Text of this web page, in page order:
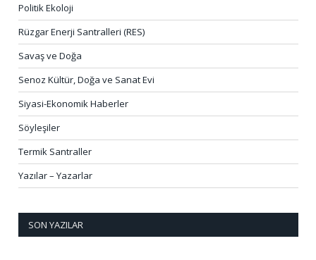
Politik Ekoloji
Rüzgar Enerji Santralleri (RES)
Savaş ve Doğa
Senoz Kültür, Doğa ve Sanat Evi
Siyasi-Ekonomik Haberler
Söyleşiler
Termik Santraller
Yazılar – Yazarlar
SON YAZILAR